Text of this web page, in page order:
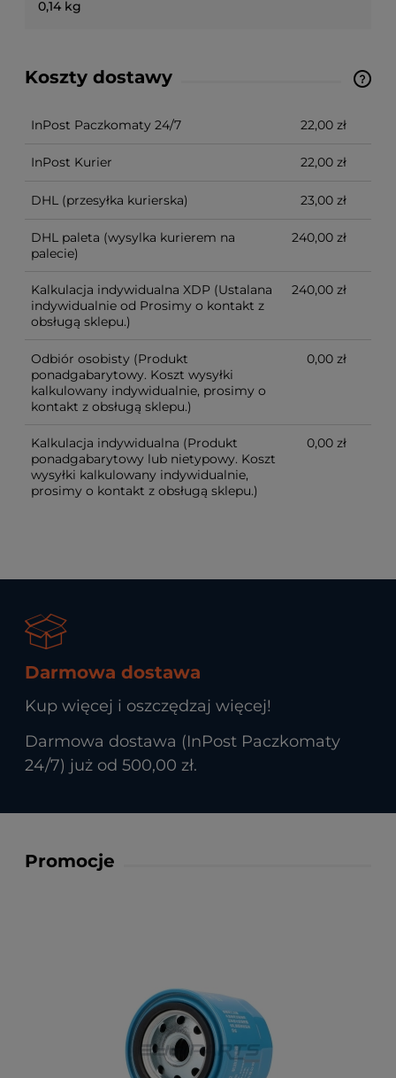
0,14 kg
Koszty dostawy
Ze względu na niestandardowe wymiary produktu,
Możliwy również odbiór osobisty.
InPost Paczkomaty 24/7 22,00 zł
InPost Kurier 22,00 zł
DHL (przesyłka kurierska) 23,00 zł
DHL paleta (wysylka kurierem na
palecie)
240,00 zł
Kalkulacja indywidualna XDP (Ustalana
indywidualnie od Prosimy o kontakt z
obsługą sklepu.)
240,00 zł
Odbiór osobisty (Produkt
ponadgabarytowy. Koszt wysyłki
kalkulowany indywidualnie, prosimy o
kontakt z obsługą sklepu.)
0,00 zł
Kalkulacja indywidualna (Produkt
ponadgabarytowy lub nietypowy. Koszt
wysyłki kalkulowany indywidualnie,
prosimy o kontakt z obsługą sklepu.)
0,00 zł
Darmowa dostawa
Kup więcej i oszczędzaj więcej!
Darmowa dostawa (InPost Paczkomaty
24/7) już od 500,00 zł.
Promocje